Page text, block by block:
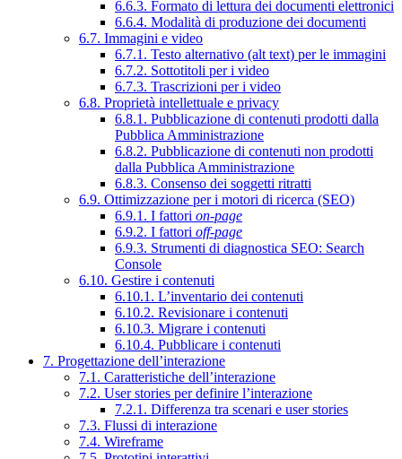
6.6.3. Formato di lettura dei documenti elettronici
6.6.4. Modalità di produzione dei documenti
6.7. Immagini e video
6.7.1. Testo alternativo (alt text) per le immagini
6.7.2. Sottotitoli per i video
6.7.3. Trascrizioni per i video
6.8. Proprietà intellettuale e privacy
6.8.1. Pubblicazione di contenuti prodotti dalla
Pubblica Amministrazione
6.8.2. Pubblicazione di contenuti non prodotti
dalla Pubblica Amministrazione
6.8.3. Consenso dei soggetti ritratti
6.9. Ottimizzazione per i motori di ricerca (SEO)
6.9.1. I fattori on-page
6.9.2. I fattori off-page
6.9.3. Strumenti di diagnostica SEO: Search
Console
6.10. Gestire i contenuti
6.10.1. L’inventario dei contenuti
6.10.2. Revisionare i contenuti
6.10.3. Migrare i contenuti
6.10.4. Pubblicare i contenuti
7. Progettazione dell’interazione
7.1. Caratteristiche dell’interazione
7.2. User stories per definire l’interazione
7.2.1. Differenza tra scenari e user stories
7.3. Flussi di interazione
7.4. Wireframe